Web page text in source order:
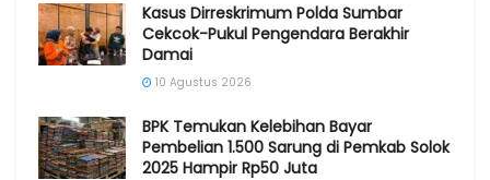
Kasus Dirreskrimum Polda Sumbar
Cekcok-Pukul Pengendara Berakhir
Damai
10 Agustus 2026
BPK Temukan Kelebihan Bayar
Pembelian 1.500 Sarung di Pemkab Solok
2025 Hampir Rp50 Juta